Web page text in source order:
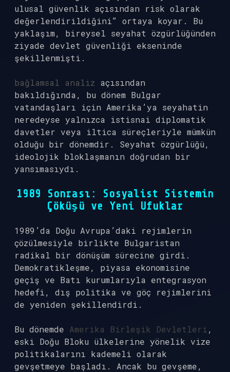
ulusal güvenlik açısından risk olarak
değerlendirildiğini” ortaya koyar. Bu
yaklaşım, bireysel seyahat özgürlüğünden
ziyade devlet güvenliği ekseninde
şekillenmişti.
bağlamsal analiz açısından
bakıldığında, bu dönem Bulgar
vatandaşları için Amerika’ya seyahatin
neredeyse yalnızca istisnai diplomatik
davetler veya iltica süreçleriyle mümkün
olduğu bir dönemdir. Seyahat özgürlüğü,
ideolojik bloklaşmanın doğrudan bir
yansımasıydı.
1989 Sonrası: Sosyalist Sistemin
Çöküşü ve Yeni Ufuklar
1989’da Doğu Avrupa’daki rejimlerin
çözülmesiyle birlikte Bulgaristan
radikal bir dönüşüm sürecine girdi.
Demokratikleşme, piyasa ekonomisine
geçiş ve Batı kurumlarıyla entegrasyon
hedefi, dış politika ve göç rejimlerini
de yeniden şekillendirdi.
Bu dönemde Amerika Birleşik Devletleri ,
eski Doğu Bloku ülkelerine yönelik vize
politikalarını kademeli olarak
gevşetmeye başladı. Ancak bu gevşeme,